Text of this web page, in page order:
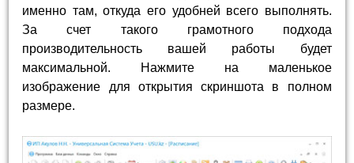
именно там, откуда его удобней всего выполнять.
За счет такого грамотного подхода
производительность вашей работы будет
максимальной. Нажмите на маленькое
изображение для открытия скриншота в полном
размере.